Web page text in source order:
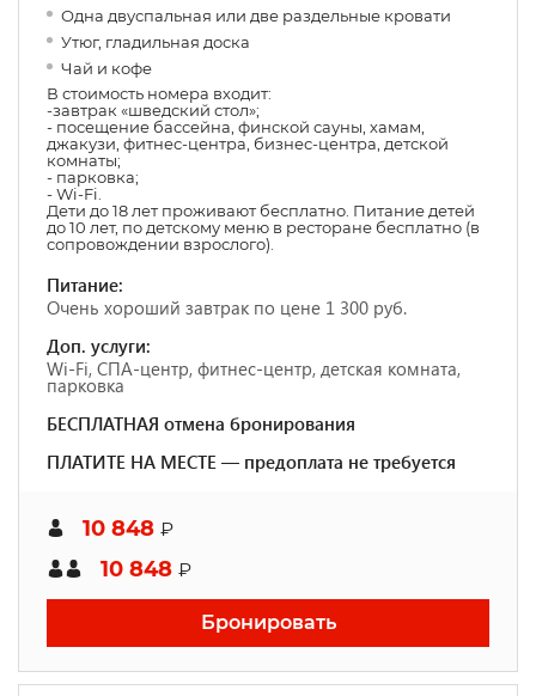
Одна двуспальная или две раздельные кровати
Утюг, гладильная доска
Чай и кофе
В стоимость номера входит:
-завтрак «шведский стол»;
- посещение бассейна, финской сауны, хамам,
джакузи, фитнес-центра, бизнес-центра, детской
комнаты;
- парковка;
- Wi-Fi.
Дети до 18 лет проживают бесплатно. Питание детей
до 10 лет, по детскому меню в ресторане бесплатно (в
сопровождении взрослого).
Питание:
Очень хороший завтрак по цене 1 300 руб.
Доп. услуги:
Wi-Fi, СПА-центр, фитнес-центр, детская комната,
парковка
БЕСПЛАТНАЯ отмена бронирования
ПЛАТИТЕ НА МЕСТЕ — предоплата не требуется
10 848 ₽
10 848 ₽
Бронировать